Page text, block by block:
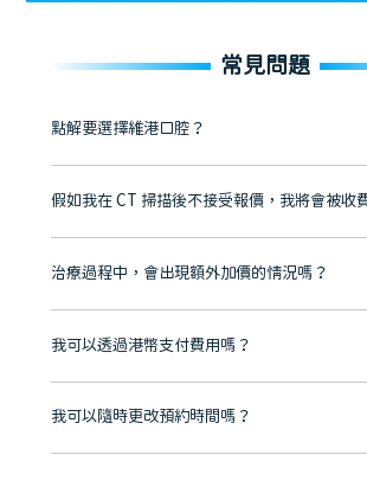
常見問題
點解要選擇維港口腔？
維港口腔踐行「醫道濟世」的大學校訓，各分院匯聚
牌」、「2025香港企業領袖品牌」，是諾貝爾種植系
至今已服務超過三十個國家和地區的顧客，受到粵港
市市民極高的口碑評價及信任推薦 珠海、深圳設有八
有咨詢及服務保障中心，有任何問題都可以隨時預約
假如我在 CT 掃描後不接受報價，我將會被收
不會！只要未開始實際服務之前，你不會被收取任何
治療過程中，會出現額外加價的情況嗎？
不會，治療前我們會詳細說明治療方案及對應的價錢
我可以透過港幣支付費用嗎？
可以。維港口腔會按照當日匯率轉算收取費用，而匯
我可以隨時更改預約時間嗎？
可以，請盡早通過wechat或whatsapp聯絡我們，告